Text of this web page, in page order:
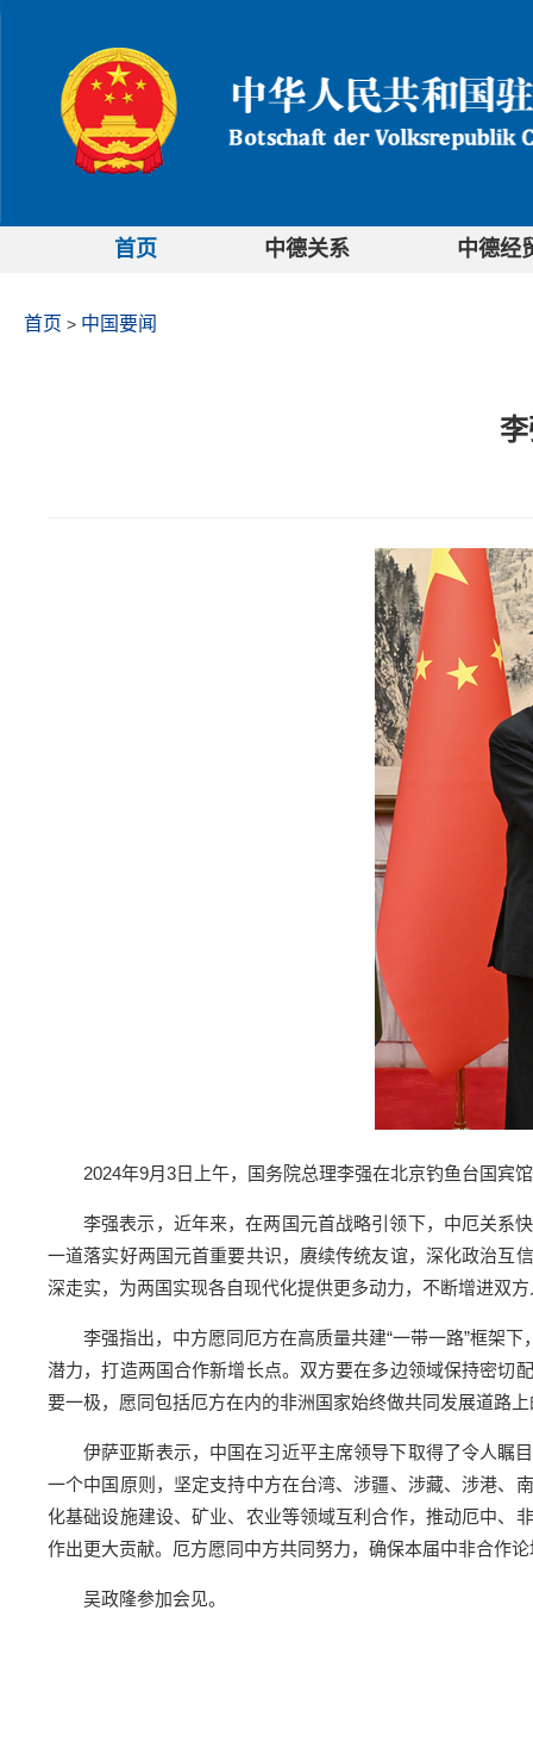
首页 中德关系 中德经
首页 > 中国要闻
2024年9月3日上午，国务院总理李强在北京钓鱼台国宾
李强表示，近年来，在两国元首战略引领下，中厄关系
一道落实好两国元首重要共识，赓续传统友谊，深化政治互
深走实，为两国实现各自现代化提供更多动力，不断增进双
李强指出，中方愿同厄方在高质量共建“一带一路”框架
潜力，打造两国合作新增长点。双方要在多边领域保持密切
要一极，愿同包括厄方在内的非洲国家始终做共同发展道路
伊萨亚斯表示，中国在习近平主席领导下取得了令人瞩
一个中国原则，坚定支持中方在台湾、涉疆、涉藏、涉港、
化基础设施建设、矿业、农业等领域互利合作，推动厄中、
作出更大贡献。厄方愿同中方共同努力，确保本届中非合作
吴政隆参加会见。